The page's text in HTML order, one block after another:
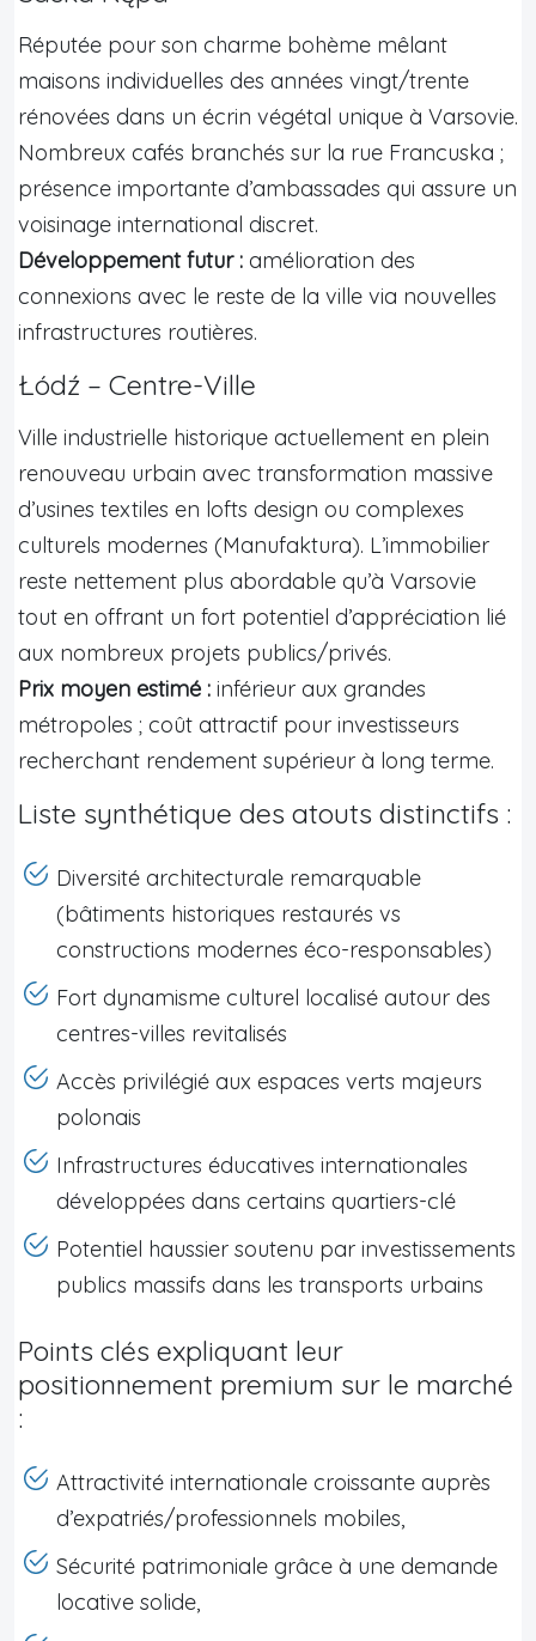
Réputée pour son charme bohème mêlant
maisons individuelles des années vingt/trente
rénovées dans un écrin végétal unique à Varsovie.
Nombreux cafés branchés sur la rue Francuska ;
présence importante d’ambassades qui assure un
voisinage international discret.
Développement futur : amélioration des
connexions avec le reste de la ville via nouvelles
infrastructures routières.
Łódź – Centre-Ville
Ville industrielle historique actuellement en plein
renouveau urbain avec transformation massive
d’usines textiles en lofts design ou complexes
culturels modernes (Manufaktura). L’immobilier
reste nettement plus abordable qu’à Varsovie
tout en offrant un fort potentiel d’appréciation lié
aux nombreux projets publics/privés.
Prix moyen estimé : inférieur aux grandes
métropoles ; coût attractif pour investisseurs
recherchant rendement supérieur à long terme.
Liste synthétique des atouts distinctifs :
Diversité architecturale remarquable
(bâtiments historiques restaurés vs
constructions modernes éco-responsables)
Fort dynamisme culturel localisé autour des
centres-villes revitalisés
Accès privilégié aux espaces verts majeurs
polonais
Infrastructures éducatives internationales
développées dans certains quartiers-clé
Potentiel haussier soutenu par investissements
publics massifs dans les transports urbains
Points clés expliquant leur
positionnement premium sur le marché
:
Attractivité internationale croissante auprès
d’expatriés/professionnels mobiles,
Sécurité patrimoniale grâce à une demande
locative solide,